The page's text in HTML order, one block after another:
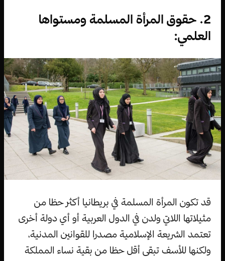
2. حقوق المرأة المسلمة ومستواها
العلمي:
قد تكون المرأة المسلمة في بريطانيا أكثر حظا من
مثيلاتها اللاتي ولدن في الدول العربية أو أي دولة أخرى
تعتمد الشريعة الإسلامية مصدرا للقوانين المدنية،
ولكنها للأسف تبقى أقل حظا من بقية نساء المملكة